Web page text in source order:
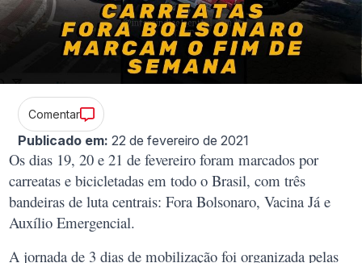
Comentar
Publicado em: 22 de fevereiro de 2021
Os dias 19, 20 e 21 de fevereiro foram marcados por
carreatas e bicicletadas em todo o Brasil, com três
bandeiras de luta centrais: Fora Bolsonaro, Vacina Já e
Auxílio Emergencial.
A jornada de 3 dias de mobilização foi organizada pelas